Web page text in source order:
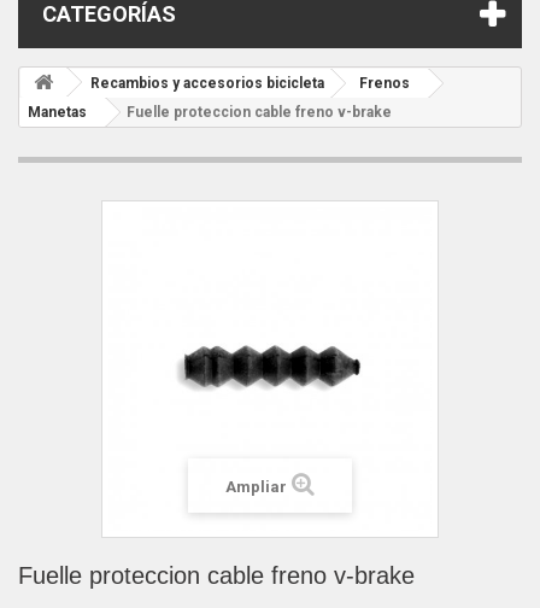
CATEGORÍAS
Recambios y accesorios bicicleta
Frenos
Manetas
Fuelle proteccion cable freno v-brake
Ampliar
Fuelle proteccion cable freno v-brake